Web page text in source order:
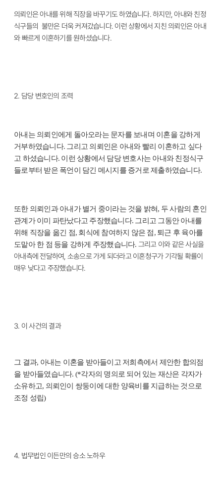
의뢰인은 아내를 위해 직장을 바꾸기도 하였습니다. 하지만, 아내와 친정
식구들의 불만은 더욱 커져갔습니다. 이런 상황에서 지친 의뢰인은 아내
와 빠르게 이혼하기를 원하셨습니다.
2. 담당 변호인의 조력
아내는 의뢰인에게 돌아오라는 문자를 보내며 이혼을 강하게
거부하였습니다. 그리고 의뢰인은 아내와 빨리 이혼하고 싶다
고 하셨습니다. 이런 상황에서 담당 변호사는 아내와 친정식구
들로부터 받은 폭언이 담긴 메시지를 증거로 제출하였습니다.
또한 의뢰인과 아내가 별거 중이라는 것을 밝혀, 두 사람의 혼인
관계가 이미 파탄났다고 주장했습니다. 그리고 그동안 아내를
위해 직장을 옮긴 점, 회식에 참여하지 않은 점, 퇴근 후 육아를
도맡아 한 점 등을 강하게 주장했습니다. 그리고 이와 같은 사실을
아내측에 전달하여, 소송으로 가게 되더라고 이혼청구가 기각될 확률이
매우 낮다고 주장했습니다.
3. 이 사건의 결과
그 결과, 아내는 이혼을 받아들이고 저희측에서 제안한 합의점
을 받아들였습니다. (*각자의 명의로 되어 있는 재산은 각자가
소유하고, 의뢰인이 쌍둥이에 대한 양육비를 지급하는 것으로
조정 성립)
4. 법무법인 이든만의 승소 노하우